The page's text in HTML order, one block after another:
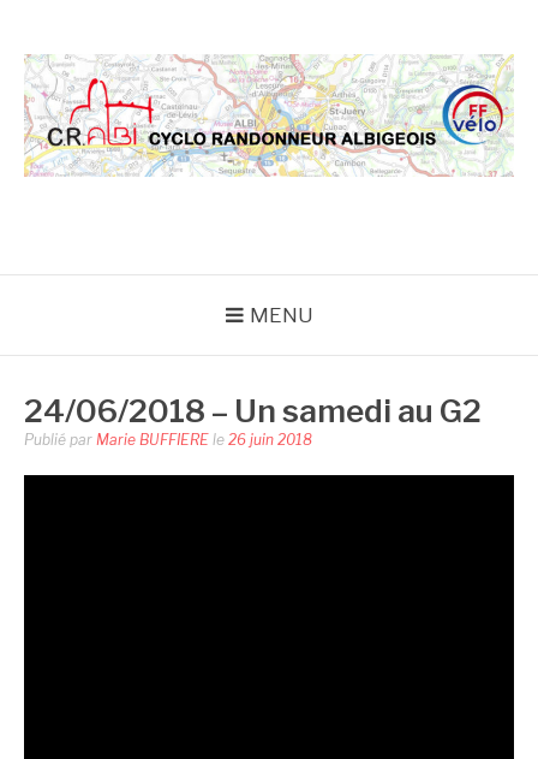
contenu
MENU
24/06/2018 – Un samedi au G2
Publié par Marie BUFFIERE le 26 juin 2018